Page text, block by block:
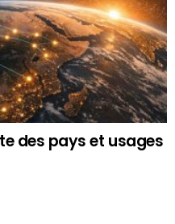
des pays et usages